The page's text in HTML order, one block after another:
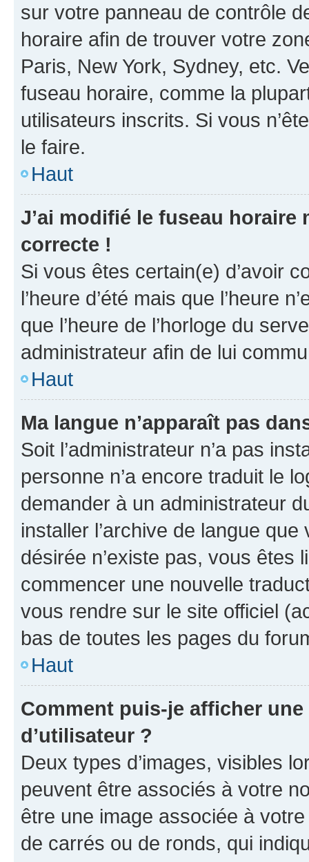
sur votre panneau de contrôle
horaire afin de trouver votre
Paris, New York, Sydney, etc.
fuseau horaire, comme la
utilisateurs inscrits. Si vous
le faire.
Haut
J’ai modifié le fuseau horaire
correcte !
Si vous êtes certain(e) d’avoir
l’heure d’été mais que l’heure
que l’heure de l’horloge du
administrateur afin de lui
Haut
Ma langue n’apparaît pas
Soit l’administrateur n’a pas
personne n’a encore traduit le
demander à un administrateur
installer l’archive de langue
désirée n’existe pas, vous êtes
commencer une nouvelle
vous rendre sur le site officiel
bas de toutes les pages du
Haut
Comment puis-je afficher
d’utilisateur ?
Deux types d’images, visibles
peuvent être associés à votre
être une image associée à
de carrés ou de ronds, qui